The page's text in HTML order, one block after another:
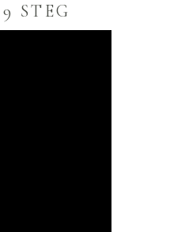
STEG